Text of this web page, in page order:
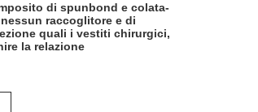
di spunbond e colata-
raccoglitore e di
quali i vestiti chirurgici,
la relazione